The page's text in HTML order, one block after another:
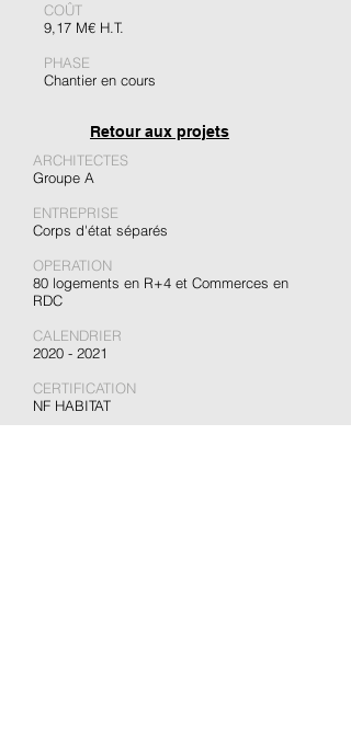
COÛT
9,17 M€ H.T.
PHASE
Chantier en cours
Retour aux projets
ARCHITECTES
Groupe A
ENTREPRISE
Corps d'état séparés
OPERATION
80 logements en R+4 et Commerces en
RDC
CALENDRIER
2020 - 2021
CERTIFICATION
NF HABITAT